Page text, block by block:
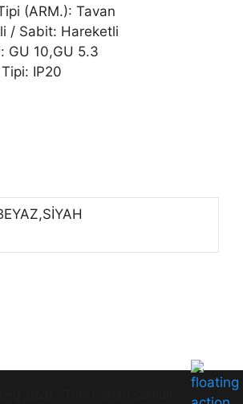
(ARM.): Tavan
/ Sabit: Hareketli
GU 10,GU 5.3
IP20